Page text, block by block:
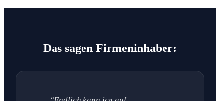
Das sagen Firmeninhaber: